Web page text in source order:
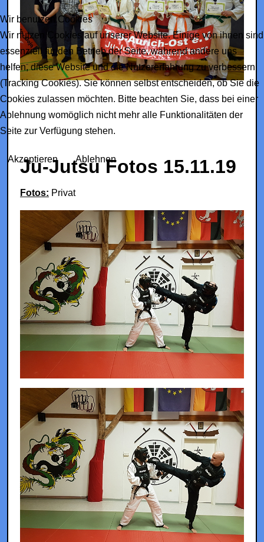
Ju-Jutsu Fotos 15.11.19
Fotos: Privat
Wir benutzen Cookies
Wir nutzen Cookies auf unserer Website. Einige von ihnen sind
essenziell für den Betrieb der Seite, während andere uns
helfen, diese Website und die Nutzererfahrung zu verbessern
(Tracking Cookies). Sie können selbst entscheiden, ob Sie die
Cookies zulassen möchten. Bitte beachten Sie, dass bei einer
Ablehnung womöglich nicht mehr alle Funktionalitäten der
Seite zur Verfügung stehen.
Akzeptieren Ablehnen